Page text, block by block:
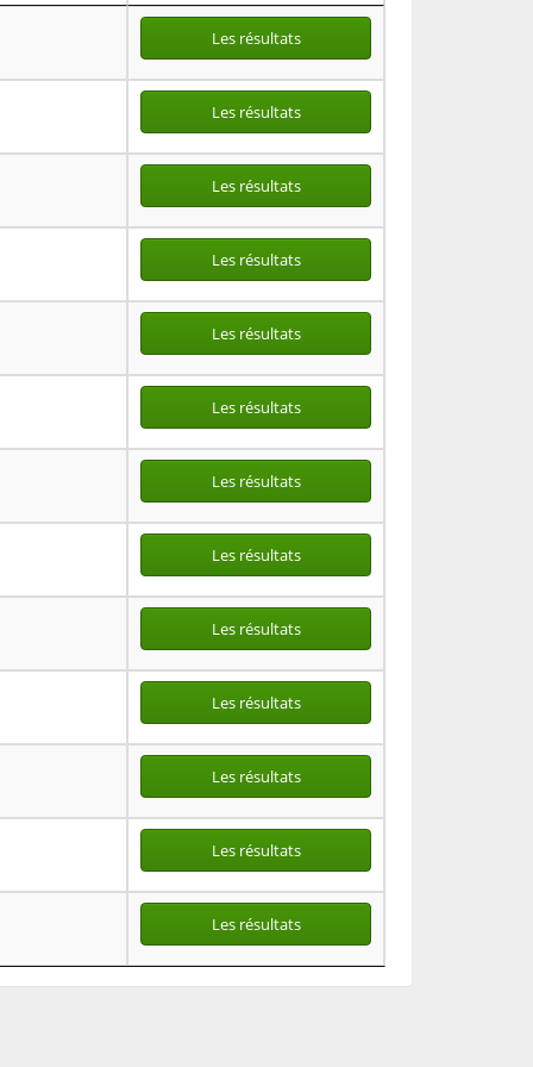
Les résultats
Les résultats
Les résultats
Les résultats
Les résultats
Les résultats
Les résultats
Les résultats
Les résultats
Les résultats
Les résultats
Les résultats
Les résultats